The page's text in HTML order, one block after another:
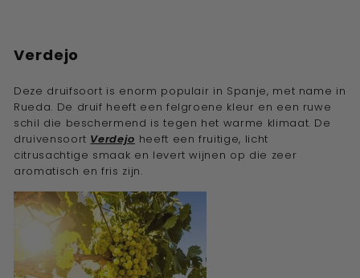
Verdejo
Deze druifsoort is enorm populair in Spanje, met name in
Rueda. De druif heeft een felgroene kleur en een ruwe
schil die beschermend is tegen het warme klimaat. De
druivensoort Verdejo heeft een fruitige, licht
citrusachtige smaak en levert wijnen op die zeer
aromatisch en fris zijn.